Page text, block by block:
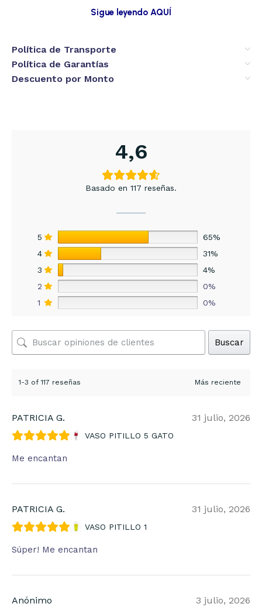
Sigue leyendo AQUÍ
Política de Transporte
Política de Garantías
Descuento por Monto
4,6
Basado en 117 reseñas.
5
65%
4
31%
3
4%
2
0%
1
0%
Buscar
1-3 of 117 reseñas
PATRICIA G. 31 julio, 2026
VASO PITILLO 5 GATO
Me encantan
PATRICIA G. 31 julio, 2026
VASO PITILLO 1
Súper! Me encantan
Anónimo 3 julio, 2026